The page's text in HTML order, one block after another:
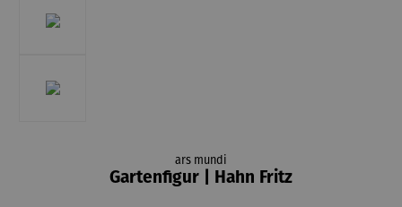
ars mundi
Gartenfigur | Hahn Fritz